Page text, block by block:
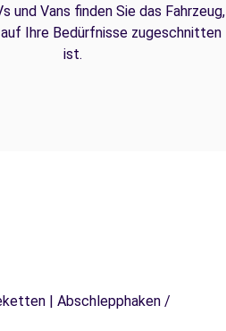
und Vans finden Sie das Fahrzeug,
Ihre Bedürfnisse zugeschnitten
ist.
| Abschlepphaken /